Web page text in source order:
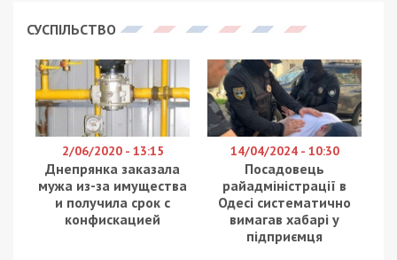
СУСПІЛЬСТВО
2/06/2020 - 13:15
Днепрянка заказала
мужа из-за имущества
и получила срок с
конфискацией
14/04/2024 - 10:30
Посадовець
райадміністрації в
Одесі систематично
вимагав хабарі у
підприємця